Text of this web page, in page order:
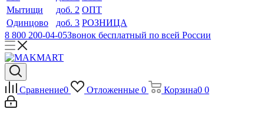
Мытищи
доб. 2 ОПТ
Одинцово
доб. 3 РОЗНИЦА
8 800 200-04-05Звонок бесплатный по всей России
Сравнение0 Отложенные 0 Корзина0 0